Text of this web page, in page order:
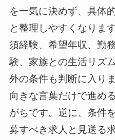
を一気に決めず、具体
と整理しやすくなりま
須経験、希望年収、勤
験、家族との生活リズ
外の条件も判断に入り
向きな言葉だけで進め
がちです。逆に、条件
募すべき求人と見送る